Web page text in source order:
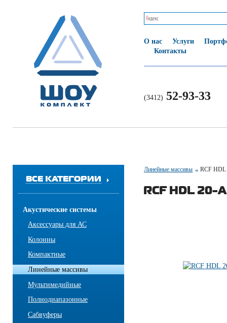
О нас Услуги
Контакты
(3412) 52-93-33
ВСЕ КАТЕГОРИИ
Акустические системы
Аксессуары для АС
Колонны
Компактные
Линейные массивы
Мультимедийные
Полнодиапазонные
Сабвуферы
Линейные массивы RCF
RCF HDL 20-A